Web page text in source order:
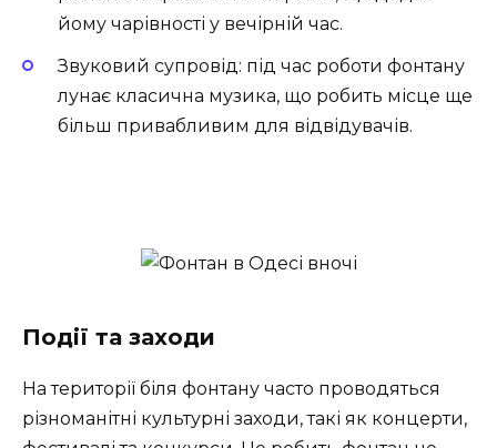
йому чарівності у вечірній час.
Звуковий супровід: під час роботи фонтану
лунає класична музика, що робить місце ще
більш привабливим для відвідувачів.
Події та заходи
На території біля фонтану часто проводяться
різноманітні культурні заходи, такі як концерти,